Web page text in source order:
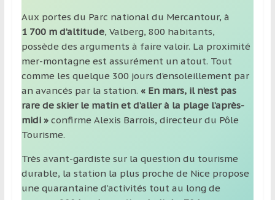
Aux portes du Parc national du Mercantour, à
1 700 m d’altitude, Valberg, 800 habitants,
possède des arguments à faire valoir. La proximité
mer-montagne est assurément un atout. Tout
comme les quelque 300 jours d’ensoleillement par
an avancés par la station. « En mars, il n’est pas
rare de skier le matin et d’aller à la plage l’après-
midi » confirme Alexis Barrois, directeur du Pôle
Tourisme.
Très avant-gardiste sur la question du tourisme
durable, la station la plus proche de Nice propose
une quarantaine d’activités tout au long de